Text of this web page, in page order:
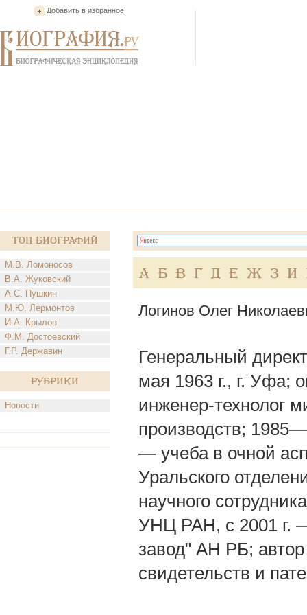
Добавить в избранное
Топ Биографий
М.В. Ломоносов
В.А. Жуковский
А.С. Пушкин
М.Ю. Лермонтов
И.А. Крылов
Ф.М. Достоевский
Г.Р. Державин
Рубрики
Новости
А Б В Г Д Е Ж З И
Логинов Олег
Генеральный
мая 1963 г., г. Уфа;
инженер-технолог
производств;
— учеба в очной
Уральского
научного
УНЦ РАН, с 2001 г.
завод" АН РБ; автор
свидетельств и